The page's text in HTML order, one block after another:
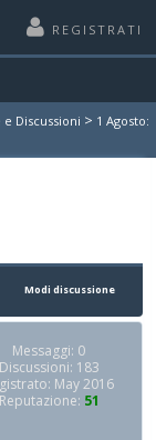
REGISTRATI
Discussioni > 1 Agosto:
Modi discussione
Messaggi: 0
Discussioni: 183
May 2016
Reputazione: 51